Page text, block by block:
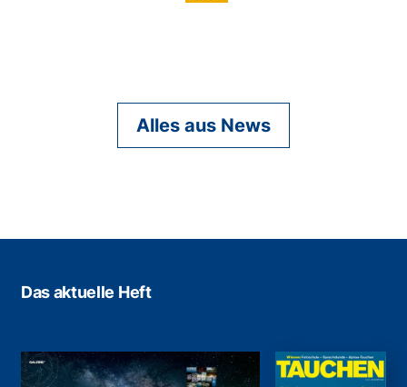
Alles aus News
Das aktuelle Heft